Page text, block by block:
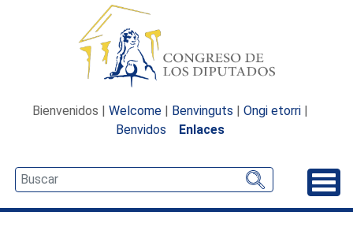
Bienvenidos | Welcome | Benvinguts | Ongi etorri |
Benvidos
Enlaces